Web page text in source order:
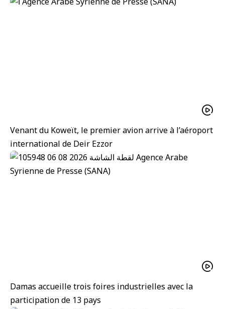
Venant du Koweït, le premier avion arrive à l’aéroport
international de Deir Ezzor
Damas accueille trois foires industrielles avec la
participation de 13 pays